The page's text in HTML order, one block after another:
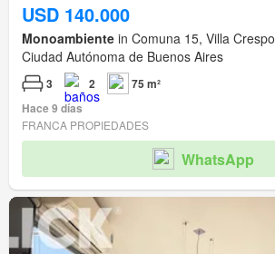
USD 140.000
Monoambiente in Comuna 15, Villa
Ciudad Autónoma de Buenos Aires
3 2
75 m²
Hace 9 días
FRANCA PROPIEDADES
WhatsApp